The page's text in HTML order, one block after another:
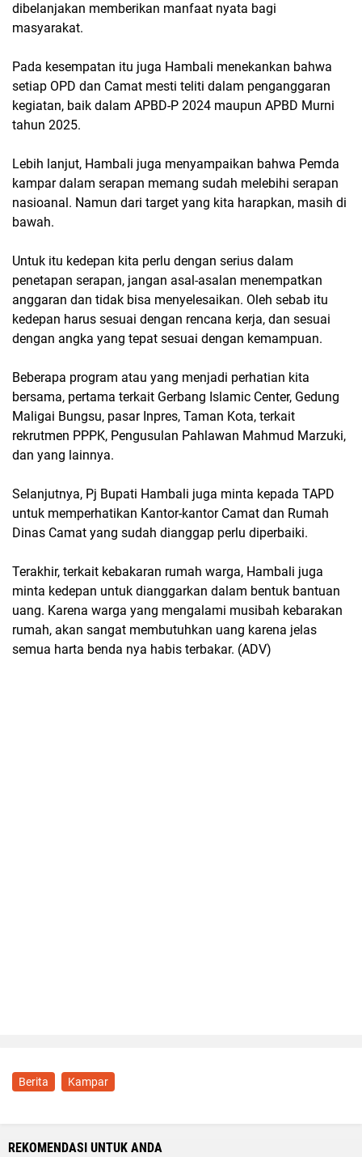
dibelanjakan memberikan manfaat nyata bagi
masyarakat.
Pada kesempatan itu juga Hambali menekankan bahwa
setiap OPD dan Camat mesti teliti dalam penganggaran
kegiatan, baik dalam APBD-P 2024 maupun APBD Murni
tahun 2025.
Lebih lanjut, Hambali juga menyampaikan bahwa Pemda
kampar dalam serapan memang sudah melebihi serapan
nasioanal. Namun dari target yang kita harapkan, masih di
bawah.
Untuk itu kedepan kita perlu dengan serius dalam
penetapan serapan, jangan asal-asalan menempatkan
anggaran dan tidak bisa menyelesaikan. Oleh sebab itu
kedepan harus sesuai dengan rencana kerja, dan sesuai
dengan angka yang tepat sesuai dengan kemampuan.
Beberapa program atau yang menjadi perhatian kita
bersama, pertama terkait Gerbang Islamic Center, Gedung
Maligai Bungsu, pasar Inpres, Taman Kota, terkait
rekrutmen PPPK, Pengusulan Pahlawan Mahmud Marzuki,
dan yang lainnya.
Selanjutnya, Pj Bupati Hambali juga minta kepada TAPD
untuk memperhatikan Kantor-kantor Camat dan Rumah
Dinas Camat yang sudah dianggap perlu diperbaiki.
Terakhir, terkait kebakaran rumah warga, Hambali juga
minta kedepan untuk dianggarkan dalam bentuk bantuan
uang. Karena warga yang mengalami musibah kebarakan
rumah, akan sangat membutuhkan uang karena jelas
semua harta benda nya habis terbakar. (ADV)
Berita Kampar
REKOMENDASI UNTUK ANDA